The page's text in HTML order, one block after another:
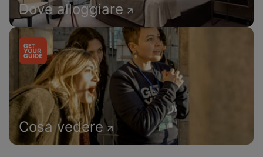
Dove alloggiare
Cosa vedere